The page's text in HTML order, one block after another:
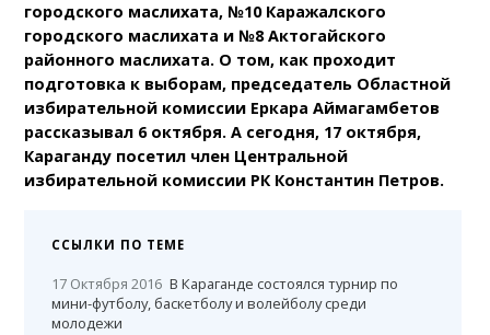
городского маслихата, №10 Каражалского
городского маслихата и №8 Актогайского
районного маслихата. О том, как проходит
подготовка к выборам, председатель Областной
избирательной комиссии Еркара Аймагамбетов
рассказывал 6 октября. А сегодня, 17 октября,
Караганду посетил член Центральной
избирательной комиссии РК Константин Петров.
ССЫЛКИ ПО ТЕМЕ
17 Октября 2016 В Караганде состоялся турнир по
мини-футболу, баскетболу и волейболу среди
молодежи